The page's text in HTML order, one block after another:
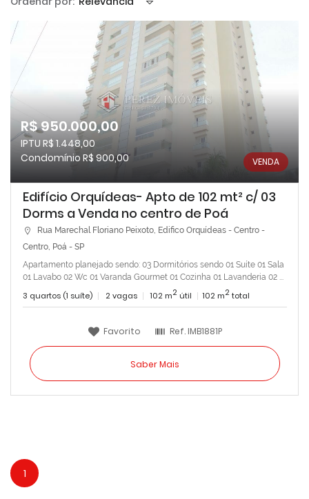
R$ 950.000,00
IPTU R$ 1.448,00
Condomínio R$ 900,00
VENDA
Edifício Orquídeas- Apto de 102 mt² c/ 03
Dorms a Venda no centro de Poá
Rua Marechal Floriano Peixoto, Edifico Orquídeas - Centro -
Centro, Poá - SP
Apartamento planejado sendo: 03 Dormitórios sendo 01 Suíte 01 Sala
01 Lavabo 02 Wc 01 Varanda Gourmet 01 Cozinha 01 Lavanderia 02 ...
3 quartos (1 suíte) 2 vagas 102 m2 útil 102 m2 total
Favorito Ref. IMB1881P
Saber Mais
1